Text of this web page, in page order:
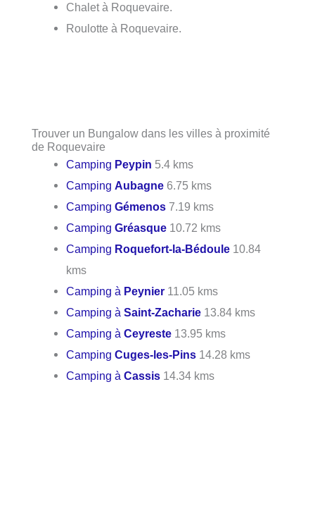
Chalet à Roquevaire.
Roulotte à Roquevaire.
Trouver un Bungalow dans les villes à proximité
de Roquevaire
Camping Peypin 5.4 kms
CampingAubagne 6.75 kms
CampingGémenos 7.19 kms
CampingGréasque 10.72 kms
Camping Roquefort-la-Bédoule 10.84
kms
Camping à Peynier 11.05 kms
Camping àSaint-Zacharie 13.84 kms
Camping àCeyreste 13.95 kms
CampingCuges-les-Pins 14.28 kms
Camping àCassis 14.34 kms